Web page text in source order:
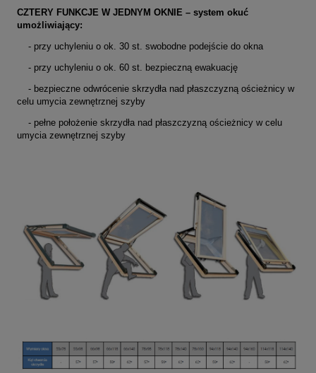
CZTERY FUNKCJE W JEDNYM OKNIE – system okuć
umożliwiający:
- przy uchyleniu o ok. 30 st. swobodne podejście do okna
- przy uchyleniu o ok. 60 st. bezpieczną ewakuację
- bezpieczne odwrócenie skrzydła nad płaszczyzną ościeżnicy w
celu umycia zewnętrznej szyby
- pełne położenie skrzydła nad płaszczyzną ościeżnicy w celu
umycia zewnętrznej szyby